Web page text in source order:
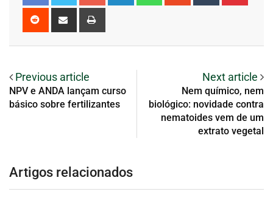
Previous article
NPV e ANDA lançam curso
básico sobre fertilizantes
Next article
Nem químico, nem
biológico: novidade contra
nematoides vem de um
extrato vegetal
Artigos relacionados